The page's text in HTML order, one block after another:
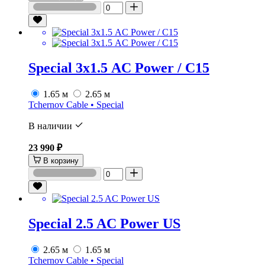
Special 3х1.5 AC Power / C15
1.65 м
2.65 м
Tchernov Cable • Special
В наличии
23 990 ₽
В корзину
Special 2.5 AC Power US
2.65 м
1.65 м
Tchernov Cable • Special